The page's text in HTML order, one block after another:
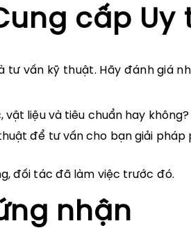
cấp Uy
tư vấn kỹ thuật. Hãy đánh giá
vật liệu và tiêu chuẩn hay không?
để tư vấn cho bạn giải pháp
đối tác đã làm việc trước đó.
nhận